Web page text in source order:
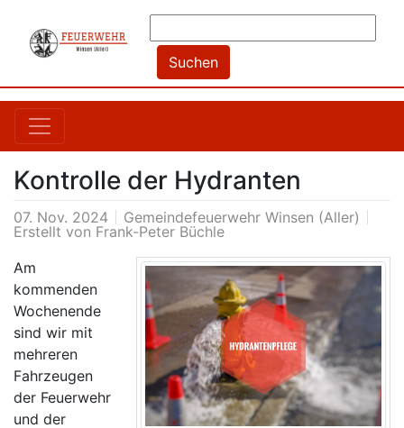
Kontrolle der Hydranten
07. Nov. 2024
Gemeindefeuerwehr Winsen (Aller)
Erstellt von Frank-Peter Büchle
Am
kommenden
Wochenende
sind wir mit
mehreren
Fahrzeugen
der Feuerwehr
und der